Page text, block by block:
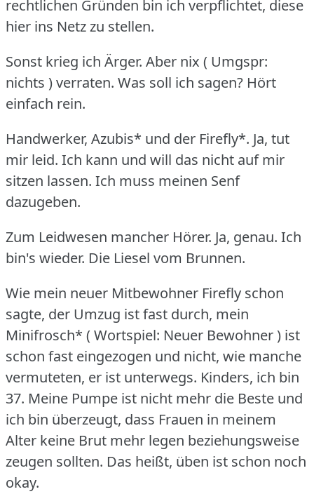
rechtlichen Gründen bin ich verpflichtet, diese
hier ins Netz zu stellen.
Sonst krieg ich Ärger. Aber nix ( Umgspr:
nichts ) verraten. Was soll ich sagen? Hört
einfach rein.
Handwerker, Azubis* und der Firefly*. Ja, tut
mir leid. Ich kann und will das nicht auf mir
sitzen lassen. Ich muss meinen Senf
dazugeben.
Zum Leidwesen mancher Hörer. Ja, genau. Ich
bin's wieder. Die Liesel vom Brunnen.
Wie mein neuer Mitbewohner Firefly schon
sagte, der Umzug ist fast durch, mein
Minifrosch* ( Wortspiel: Neuer Bewohner ) ist
schon fast eingezogen und nicht, wie manche
vermuteten, er ist unterwegs. Kinders, ich bin
37. Meine Pumpe ist nicht mehr die Beste und
ich bin überzeugt, dass Frauen in meinem
Alter keine Brut mehr legen beziehungsweise
zeugen sollten. Das heißt, üben ist schon noch
okay.